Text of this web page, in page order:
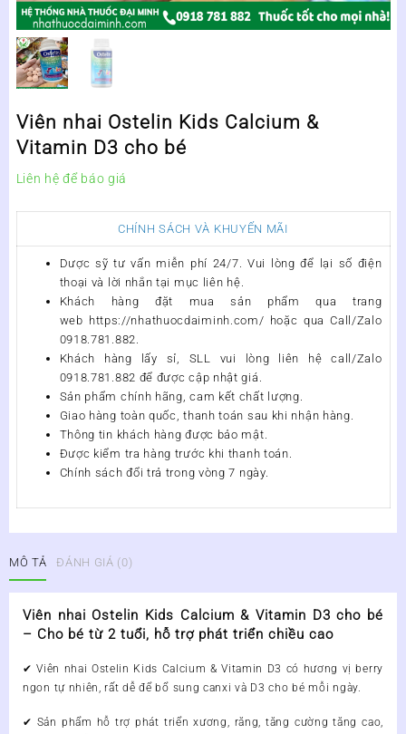
Viên nhai Ostelin Kids Calcium &
Vitamin D3 cho bé
Liên hệ để báo giá
CHÍNH SÁCH VÀ KHUYẾN MÃI
Dược sỹ tư vấn miễn phí 24/7. Vui lòng để lại số điện
thoại và lời nhắn tại mục liên hệ.
Khách hàng đặt mua sản phẩm qua trang
web https://nhathuocdaiminh.com/ hoặc qua Call/Zalo
0918.781.882.
Khách hàng lấy sỉ, SLL vui lòng liên hệ call/Zalo
0918.781.882 để được cập nhật giá.
Sản phẩm chính hãng, cam kết chất lượng.
Giao hàng toàn quốc, thanh toán sau khi nhận hàng.
Thông tin khách hàng được bảo mật.
Được kiểm tra hàng trước khi thanh toán.
Chính sách đổi trả trong vòng 7 ngày.
MÔ TẢ ĐÁNH GIÁ (0)
Viên nhai Ostelin Kids Calcium & Vitamin D3 cho bé
– Cho bé từ 2 tuổi, hỗ trợ phát triển chiều cao
✔ Viên nhai Ostelin Kids Calcium & Vitamin D3 có hương vị berry
ngon tự nhiên, rất dễ để bổ sung canxi và D3 cho bé mỗi ngày.
✔ Sản phẩm hỗ trợ phát triển xương, răng, tăng cường tăng cao,